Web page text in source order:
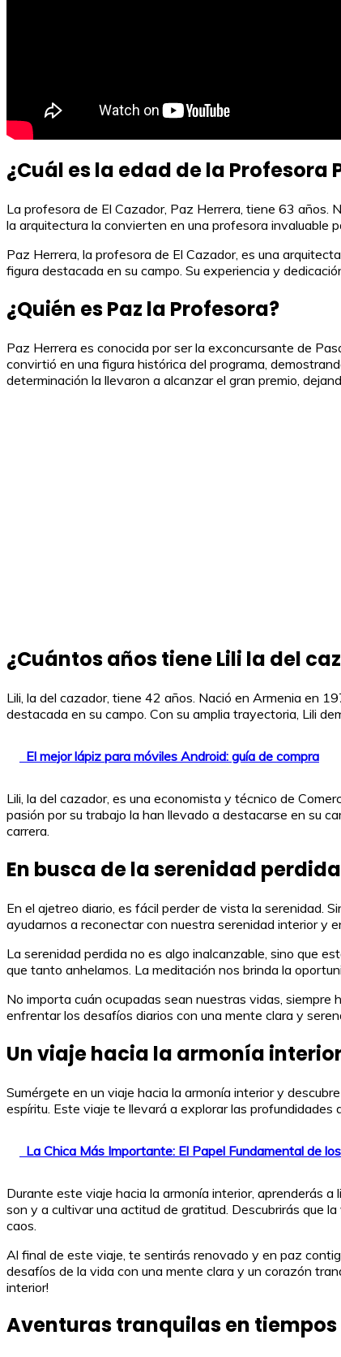
¿Cuál es la edad de la Profesora
La profesora de El Cazador, Paz Herrera, tiene 63 años.
la arquitectura la convierten en una profesora invaluable
Paz Herrera, la profesora de El Cazador, es una
figura destacada en su campo. Su experiencia y
¿Quién es Paz la Profesora?
Paz Herrera es conocida por ser la exconcursante de
convirtió en una figura histórica del programa,
determinación la llevaron a alcanzar el gran premio,
¿Cuántos años tiene Lili la del
Lili, la del cazador, tiene 42 años. Nació en Armenia en
destacada en su campo. Con su amplia trayectoria, Lili
El mejor lápiz para móviles Android: guía de compra
Lili, la del cazador, es una economista y técnico de
pasión por su trabajo la han llevado a destacarse en su
carrera.
En busca de la serenidad perdida
En el ajetreo diario, es fácil perder de vista la serenidad.
ayudarnos a reconectar con nuestra serenidad interior y
La serenidad perdida no es algo inalcanzable, sino que
que tanto anhelamos. La meditación nos brinda la
No importa cuán ocupadas sean nuestras vidas,
enfrentar los desafíos diarios con una mente clara y
Un viaje hacia la armonía
Sumérgete en un viaje hacia la armonía interior y
espíritu. Este viaje te llevará a explorar las profundidades
La Chica Más Importante: El Papel Fundamental de
Durante este viaje hacia la armonía interior, aprenderás
son y a cultivar una actitud de gratitud. Descubrirás que
caos.
Al final de este viaje, te sentirás renovado y en paz
desafíos de la vida con una mente clara y un corazón
interior!
Aventuras tranquilas en